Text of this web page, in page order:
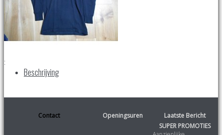
:
Beschrijving
Contact Openingsuren
Laatste Bericht
SUPER PROMOTIES